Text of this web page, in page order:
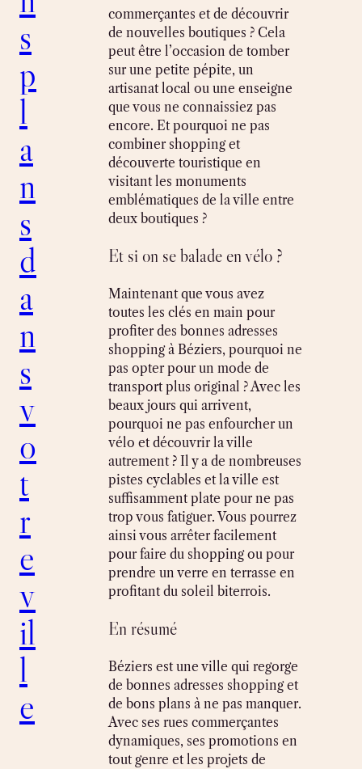
s
p
l
a
n
s
d
a
n
s
v
o
t
r
e
v
il
l
e
commerçantes et de découvrir
de nouvelles boutiques ? Cela
peut être l’occasion de tomber
sur une petite pépite, un
artisanat local ou une enseigne
que vous ne connaissiez pas
encore. Et pourquoi ne pas
combiner shopping et
découverte touristique en
visitant les monuments
emblématiques de la ville entre
deux boutiques ?
Et si on se balade en vélo ?
Maintenant que vous avez
toutes les clés en main pour
profiter des bonnes adresses
shopping à Béziers, pourquoi ne
pas opter pour un mode de
transport plus original ? Avec les
beaux jours qui arrivent,
pourquoi ne pas enfourcher un
vélo et découvrir la ville
autrement ? Il y a de nombreuses
pistes cyclables et la ville est
suffisamment plate pour ne pas
trop vous fatiguer. Vous pourrez
ainsi vous arrêter facilement
pour faire du shopping ou pour
prendre un verre en terrasse en
profitant du soleil biterrois.
En résumé
Béziers est une ville qui regorge
de bonnes adresses shopping et
de bons plans à ne pas manquer.
Avec ses rues commerçantes
dynamiques, ses promotions en
tout genre et les projets de